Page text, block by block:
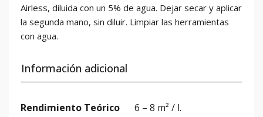
Airless, diluida con un 5% de agua. Dejar secar y aplicar
la segunda mano, sin diluir. Limpiar las herramientas
con agua.
Información adicional
Rendimiento Teórico 6 – 8 m² / l.